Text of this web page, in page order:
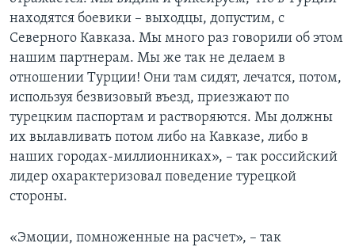
находятся боевики – выходцы, допустим, с
Северного Кавказа. Мы много раз говорили об этом
нашим партнерам. Мы же так не делаем в
отношении Турции! Они там сидят, лечатся, потом,
используя безвизовый въезд, приезжают по
турецким паспортам и растворяются. Мы должны
их вылавливать потом либо на Кавказе, либо в
наших городах-миллионниках», – так российский
лидер охарактеризовал поведение турецкой
стороны.
«Эмоции, помноженные на расчет», – так